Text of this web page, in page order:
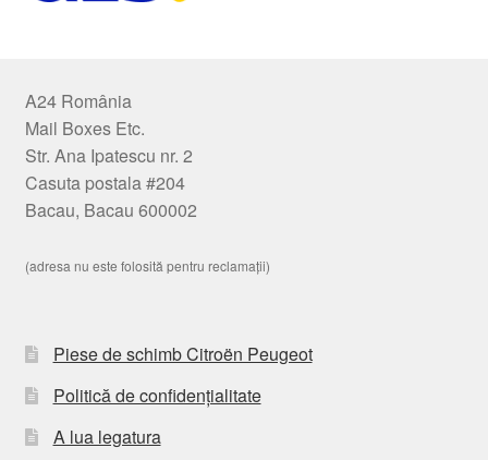
A24 România
Mail Boxes Etc.
Str. Ana Ipatescu nr. 2
Casuta postala #204
Bacau, Bacau 600002
(adresa nu este folosită pentru reclamații)
Piese de schimb Citroën Peugeot
Politică de confidențialitate
A lua legatura